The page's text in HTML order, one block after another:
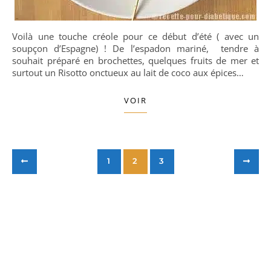
Voilà une touche créole pour ce début d’été ( avec un
soupçon d’Espagne) ! De l’espadon mariné, tendre à
souhait préparé en brochettes, quelques fruits de mer et
surtout un Risotto onctueux au lait de coco aux épices…
VOIR
1 2 3